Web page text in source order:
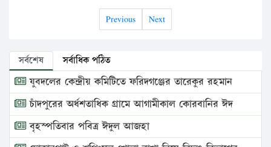
Previous Next
সর্বশেষ সর্বাধিক পঠিত
যুবদলের কেন্দ্রীয় কমিটিতে ফরিদগঞ্জের তারেকুর রহমান
চাঁদপুরের অর্ধশতাধিক গ্রামে আগামীকাল কোরবানির ঈদ
বৃহস্পতিবার পবিত্র ঈদুল আজহা